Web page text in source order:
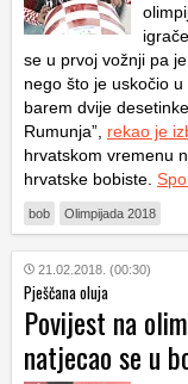
se u prvoj vožnji pa
nego što je uskočio
barem dvije
Rumunja”, rekao je
hrvatskom vremenu
hrvatske bobiste.
bob Olimpijada 2018
21.02.2018. (00:30)
Pješčana oluja
Povijest na
natjecao se u